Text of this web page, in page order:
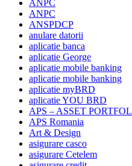
ANPC
ANPC
ANSPDCP
anulare datorii
aplicatie banca
aplicatie George
aplicatie mobile banking
aplicatie mobile banking
aplicatie myBRD
aplicatie YOU BRD
APS – ASSET
APS Romania
Art & Design
asigurare casco
asigurare Cetelem